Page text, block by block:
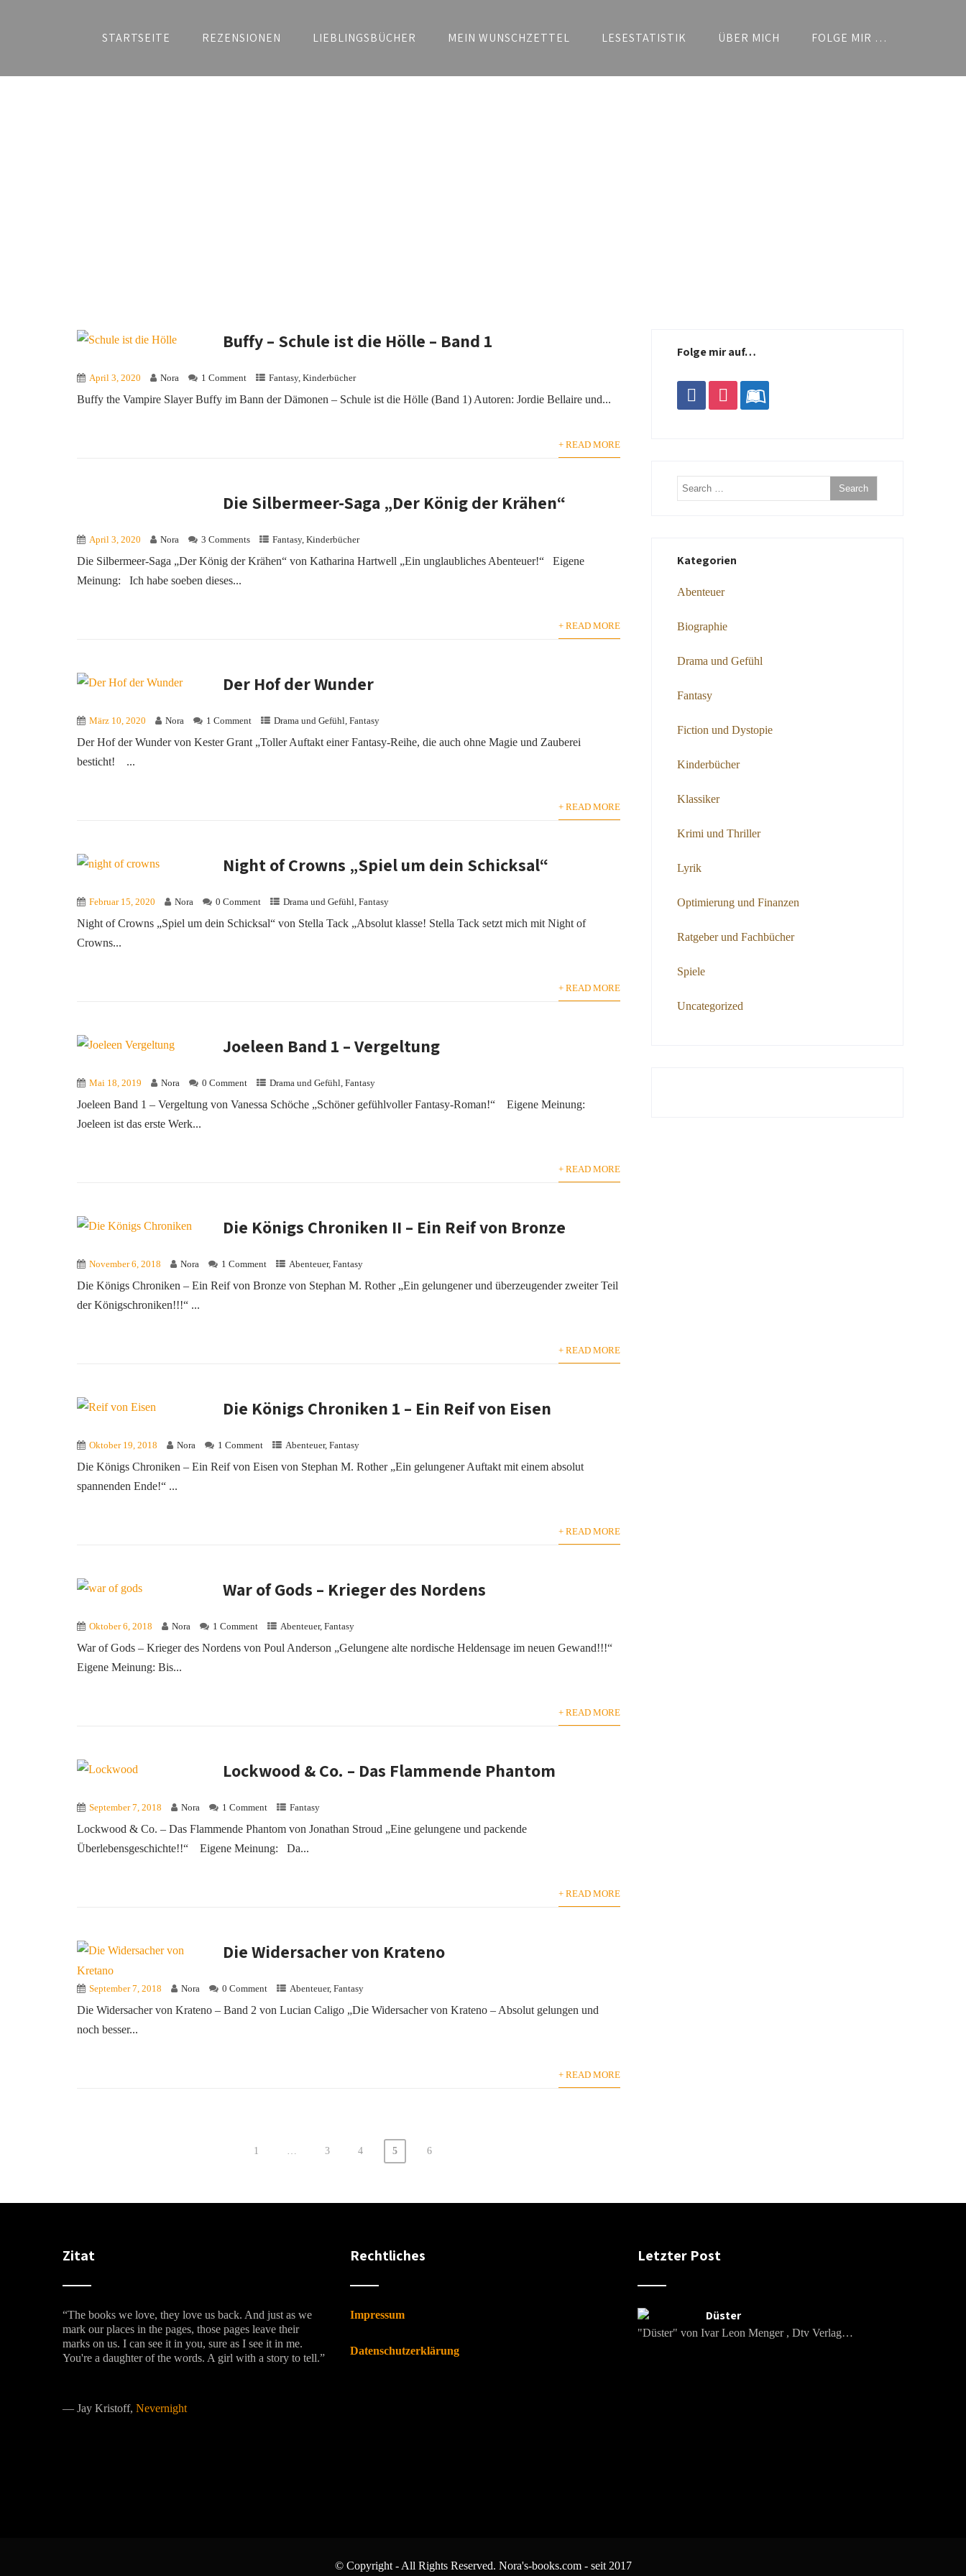
STARTSEITE REZENSIONEN LIEBLINGSBÜCHER MEIN WUNSCHZETTEL LESESTATISTIK ÜBER MICH FOLGE MIR …
Buffy – Schule ist die Hölle – Band 1
April 3, 2020 Nora 1 Comment Fantasy, Kinderbücher
Buffy the Vampire Slayer Buffy im Bann der Dämonen – Schule ist die Hölle (Band 1) Autoren: Jordie Bellaire und...
+ READ MORE
Die Silbermeer-Saga „Der König der Krähen“
April 3, 2020 Nora 3 Comments Fantasy, Kinderbücher
Die Silbermeer-Saga „Der König der Krähen“ von Katharina Hartwell „Ein unglaubliches Abenteuer!“ Eigene
Meinung: Ich habe soeben dieses...
+ READ MORE
Der Hof der Wunder
März 10, 2020 Nora 1 Comment Drama und Gefühl, Fantasy
Der Hof der Wunder von Kester Grant „Toller Auftakt einer Fantasy-Reihe, die auch ohne Magie und Zauberei
besticht! ...
+ READ MORE
Night of Crowns „Spiel um dein Schicksal“
Februar 15, 2020 Nora 0 Comment Drama und Gefühl, Fantasy
Night of Crowns „Spiel um dein Schicksal“ von Stella Tack „Absolut klasse! Stella Tack setzt mich mit Night of
Crowns...
+ READ MORE
Joeleen Band 1 – Vergeltung
Mai 18, 2019 Nora 0 Comment Drama und Gefühl, Fantasy
Joeleen Band 1 – Vergeltung von Vanessa Schöche „Schöner gefühlvoller Fantasy-Roman!“ Eigene Meinung:
Joeleen ist das erste Werk...
+ READ MORE
Die Königs Chroniken II – Ein Reif von Bronze
November 6, 2018 Nora 1 Comment Abenteuer, Fantasy
Die Königs Chroniken – Ein Reif von Bronze von Stephan M. Rother „Ein gelungener und überzeugender zweiter Teil
der Königschroniken!!!“ ...
+ READ MORE
Die Königs Chroniken 1 – Ein Reif von Eisen
Oktober 19, 2018 Nora 1 Comment Abenteuer, Fantasy
Die Königs Chroniken – Ein Reif von Eisen von Stephan M. Rother „Ein gelungener Auftakt mit einem absolut
spannenden Ende!“ ...
+ READ MORE
War of Gods – Krieger des Nordens
Oktober 6, 2018 Nora 1 Comment Abenteuer, Fantasy
War of Gods – Krieger des Nordens von Poul Anderson „Gelungene alte nordische Heldensage im neuen Gewand!!!“
Eigene Meinung: Bis...
+ READ MORE
Lockwood & Co. – Das Flammende Phantom
September 7, 2018 Nora 1 Comment Fantasy
Lockwood & Co. – Das Flammende Phantom von Jonathan Stroud „Eine gelungene und packende
Überlebensgeschichte!!“ Eigene Meinung: Da...
+ READ MORE
Die Widersacher von Krateno
September 7, 2018 Nora 0 Comment Abenteuer, Fantasy
Die Widersacher von Krateno – Band 2 von Lucian Caligo „Die Widersacher von Krateno – Absolut gelungen und
noch besser...
+ READ MORE
1 … 3 4 5 6
Folge mir auf…
facebookinstagramleanpub
Kategorien
Abenteuer
Biographie
Drama und Gefühl
Fantasy
Fiction und Dystopie
Kinderbücher
Klassiker
Krimi und Thriller
Lyrik
Optimierung und Finanzen
Ratgeber und Fachbücher
Spiele
Uncategorized
Zitat
“The books we love, they love us back. And just as we
mark our places in the pages, those pages leave their
marks on us. I can see it in you, sure as I see it in me.
You're a daughter of the words. A girl with a story to tell.”
― Jay Kristoff, Nevernight
Rechtliches
Impressum
Datenschutzerklärung
Letzter Post
Düster
"Düster" von Ivar Leon Menger , Dtv Verlag…
© Copyright - All Rights Reserved. Nora's-books.com - seit 2017